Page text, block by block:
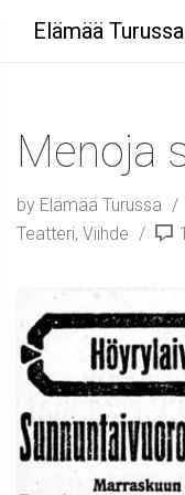
Elämää
Menoja
by Elämää Turussa
Teatteri, Viihde 1